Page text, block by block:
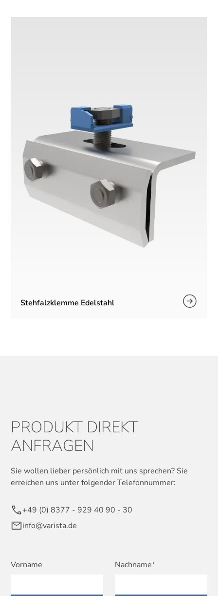
Stehfalzklemme Edelstahl
PRODUKT DIREKT
ANFRAGEN
Sie wollen lieber persönlich mit uns sprechen? Sie
erreichen uns unter folgender Telefonnummer:
+49 (0) 8377 - 929 40 90 - 30
info@varista.de
Vorname Nachname*